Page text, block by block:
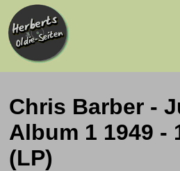
Chris Barber -
Album 1 1949 -
(LP)